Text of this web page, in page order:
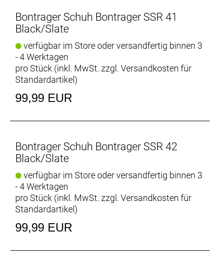
Bontrager Schuh Bontrager SSR 41
Black/Slate
verfügbar im Store oder versandfertig binnen 3
- 4 Werktagen
pro Stück (inkl. MwSt. zzgl. Versandkosten für
Standardartikel)
99,99 EUR
Bontrager Schuh Bontrager SSR 42
Black/Slate
verfügbar im Store oder versandfertig binnen 3
- 4 Werktagen
pro Stück (inkl. MwSt. zzgl. Versandkosten für
Standardartikel)
99,99 EUR